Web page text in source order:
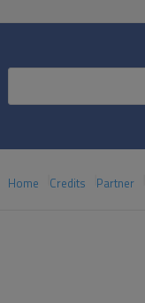
Home Credits Partner